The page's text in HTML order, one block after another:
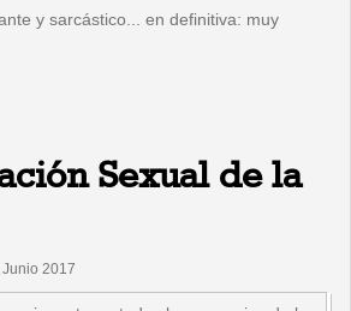
y sarcástico... en definitiva: muy
Sexual de la
2017